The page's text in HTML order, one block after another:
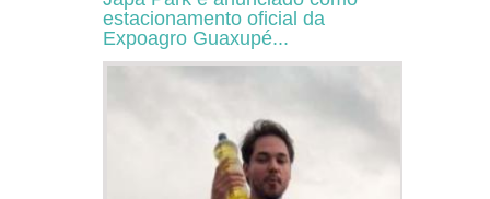
estacionamento oficial da
Expoagro Guaxupé...